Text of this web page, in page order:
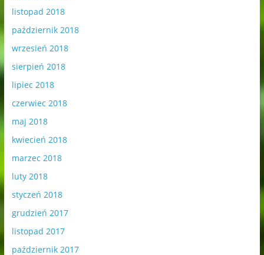
listopad 2018
październik 2018
wrzesień 2018
sierpień 2018
lipiec 2018
czerwiec 2018
maj 2018
kwiecień 2018
marzec 2018
luty 2018
styczeń 2018
grudzień 2017
listopad 2017
październik 2017